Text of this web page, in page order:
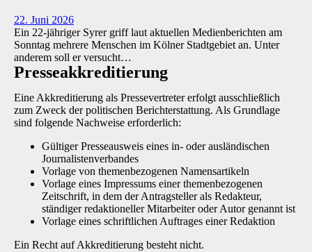
22. Juni 2026
Ein 22-jähriger Syrer griff laut aktuellen Medienberichten am
Sonntag mehrere Menschen im Kölner Stadtgebiet an. Unter
anderem soll er versucht…
Presse­akkreditierung
Eine Akkreditierung als Pressevertreter erfolgt ausschließlich
zum Zweck der politischen Berichterstattung. Als Grundlage
sind folgende Nachweise erforderlich:
Gültiger Presseausweis eines in- oder ausländischen
Journalistenverbandes
Vorlage von themenbezogenen Namensartikeln
Vorlage eines Impressums einer themenbezogenen
Zeitschrift, in dem der Antragsteller als Redakteur,
ständiger redaktioneller Mitarbeiter oder Autor genannt ist
Vorlage eines schriftlichen Auftrages einer Redaktion
Ein Recht auf Akkreditierung besteht nicht.